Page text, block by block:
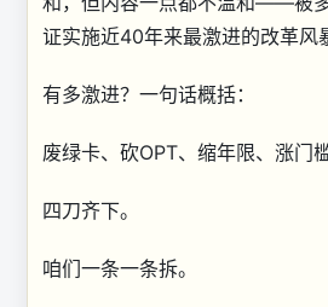
证实施近40年来最激进的改革风
有多激进？一句话概括：
废绿卡、砍OPT、缩年限、涨门槛
四刀齐下。
咱们一条一条拆。